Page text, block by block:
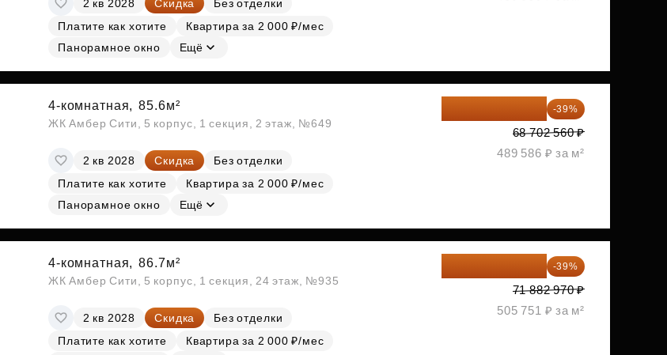
Субсидии
2 кв 2028 Скидка
Без отделки
Платите как хотите
Квартира за 2 000 ₽/мес
Панорамное окно
Ещё
4-комнатная, 85.6м²
ЖК Амбер Сити, 5 корпус, 1 секция, 2 этаж, №649
2 кв 2028 Скидка
Без отделки
Платите как хотите
Квартира за 2 000 ₽/мес
Панорамное окно
Ещё
-39%
68 702 560 ₽
489 586 ₽ за м²
4-комнатная, 86.7м²
ЖК Амбер Сити, 5 корпус, 1 секция, 24 этаж, №935
2 кв 2028 Скидка
Без отделки
Платите как хотите
Квартира за 2 000 ₽/мес
-39%
71 882 970 ₽
505 751 ₽ за м²